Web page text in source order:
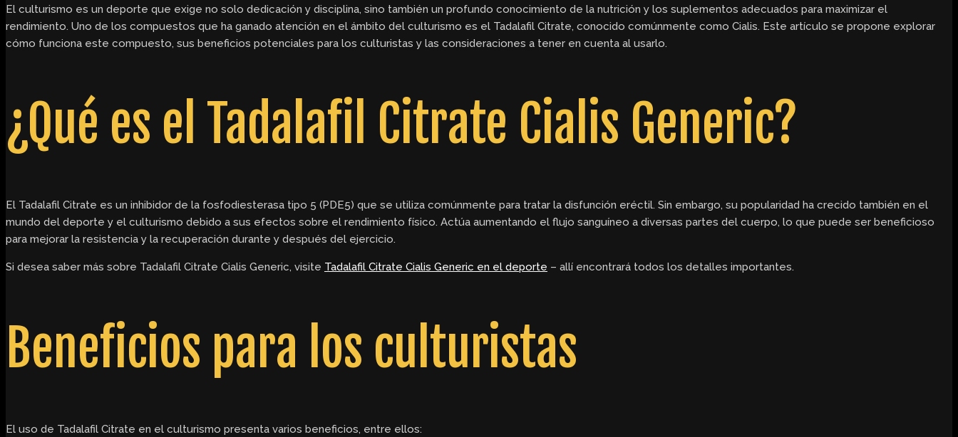
El culturismo es un deporte que exige no solo dedicación y disciplina, sino también un profundo conocimiento de la nutrición y los suplementos adecuados para maximizar el
rendimiento. Uno de los compuestos que ha ganado atención en el ámbito del culturismo es el Tadalafil Citrate, conocido comúnmente como Cialis. Este artículo se propone explorar
cómo funciona este compuesto, sus beneficios potenciales para los culturistas y las consideraciones a tener en cuenta al usarlo.
¿Qué es el Tadalafil Citrate Cialis Generic?
El Tadalafil Citrate es un inhibidor de la fosfodiesterasa tipo 5 (PDE5) que se utiliza comúnmente para tratar la disfunción eréctil. Sin embargo, su popularidad ha crecido también en el
mundo del deporte y el culturismo debido a sus efectos sobre el rendimiento físico. Actúa aumentando el flujo sanguíneo a diversas partes del cuerpo, lo que puede ser beneficioso
para mejorar la resistencia y la recuperación durante y después del ejercicio.
Si desea saber más sobre Tadalafil Citrate Cialis Generic, visite Tadalafil Citrate Cialis Generic en el deporte – allí encontrará todos los detalles importantes.
Beneficios para los culturistas
El uso de Tadalafil Citrate en el culturismo presenta varios beneficios, entre ellos: